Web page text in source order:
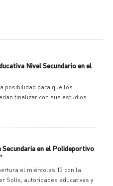
Nivel Secundario en el
posibilidad para que los
finalizar con sus estudios
Secundaria en el Polideportivo
el miércoles 13 con la
Solís, autoridades educativas y